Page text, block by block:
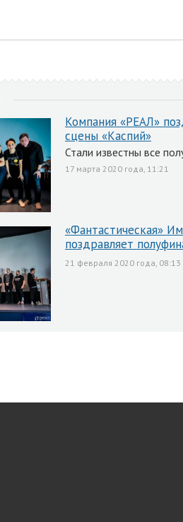
Компания «РЕАЛ»
сцены «Каспий»
Стали известны все
17 марта 2020 года, 11:21
«Фантастическая»
поздравляет
21 февраля 2020 года, 08:13